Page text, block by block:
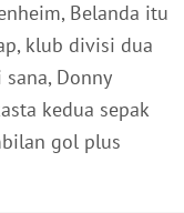
Belanda itu
klub divisi dua
Donny
kedua sepak
gol plus